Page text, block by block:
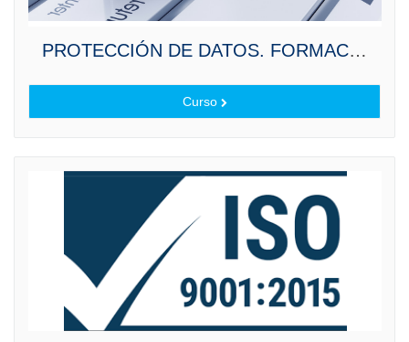
PROTECCIÓN DE DATOS. FORMACIÓN BÁSICA.
Curso